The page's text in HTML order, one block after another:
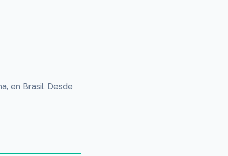
en Brasil. Desde